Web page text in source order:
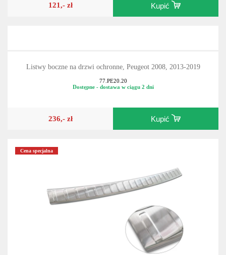
121,- zł Kupić
Listwy boczne na drzwi ochronne, Peugeot 2008, 2013-2019
77.PE20.20
Dostępne - dostawa w ciągu 2 dni
236,- zł Kupić
Cena specjalna